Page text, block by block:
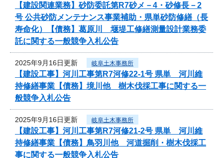
【建設関連業務】砂防委託第R7砂メ－4・砂修長－2
号 公共砂防メンテナンス事業補助・県単砂防修繕（長
寿命化）【債務】葛原川 堰堤工修繕測量設計業務委
託に関する一般競争入札公告
2025年9月16日更新 岐阜土木事務所
【建設工事】河川工事第R7河修22-1号 県単 河川維
持修繕事業【債務】境川他 樹木伐採工事に関する一
般競争入札公告
2025年9月16日更新 岐阜土木事務所
【建設工事】河川工事第R7河修21-2号 県単 河川維
持修繕事業【債務】鳥羽川他 河道掘削・樹木伐採工
事に関する一般競争入札公告